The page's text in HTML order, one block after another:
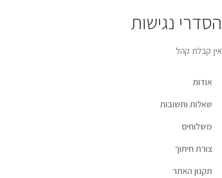
הסדרי נגישות
אין קבלת קהל
אודות
שאלות ותשובות
משלוחים
צורת חיתוך
תקנון האתר